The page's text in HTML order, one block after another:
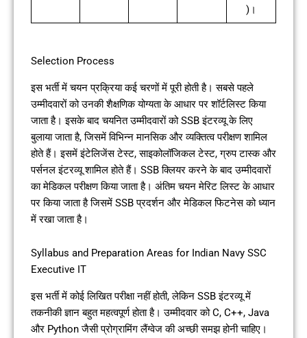
)।
Selection Process
इस भर्ती में चयन प्रक्रिया कई चरणों में पूरी होती है। सबसे पहले
उम्मीदवारों को उनकी शैक्षणिक योग्यता के आधार पर शॉर्टलिस्ट किया
जाता है। इसके बाद चयनित उम्मीदवारों को SSB इंटरव्यू के लिए
बुलाया जाता है, जिसमें विभिन्न मानसिक और व्यक्तित्व परीक्षण शामिल
होते हैं। इसमें इंटेलिजेंस टेस्ट, साइकोलॉजिकल टेस्ट, ग्रुप टास्क और
पर्सनल इंटरव्यू शामिल होते हैं। SSB क्लियर करने के बाद उम्मीदवारों
का मेडिकल परीक्षण किया जाता है। अंतिम चयन मेरिट लिस्ट के आधार
पर किया जाता है जिसमें SSB प्रदर्शन और मेडिकल फिटनेस को ध्यान
में रखा जाता है।
Syllabus and Preparation Areas for Indian Navy SSC
Executive IT
इस भर्ती में कोई लिखित परीक्षा नहीं होती, लेकिन SSB इंटरव्यू में
तकनीकी ज्ञान बहुत महत्वपूर्ण होता है। उम्मीदवार को C, C++, Java
और Python जैसी प्रोग्रामिंग लैंग्वेज की अच्छी समझ होनी चाहिए।